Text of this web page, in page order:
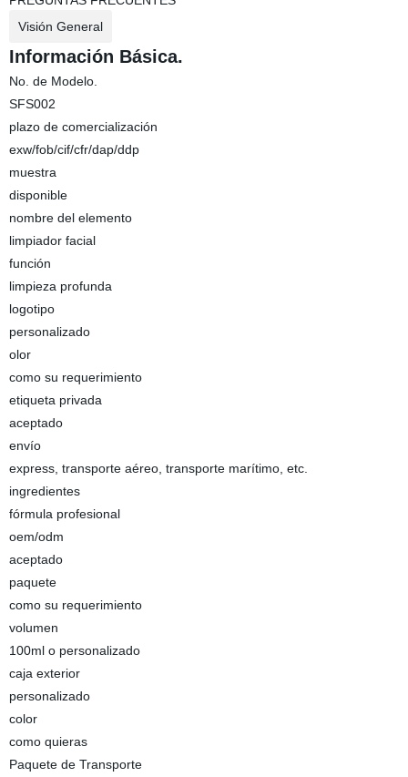
Visión General
Información Básica.
No. de Modelo.
SFS002
plazo de comercialización
exw/fob/cif/cfr/dap/ddp
muestra
disponible
nombre del elemento
limpiador facial
función
limpieza profunda
logotipo
personalizado
olor
como su requerimiento
etiqueta privada
aceptado
envío
express, transporte aéreo, transporte marítimo, etc.
ingredientes
fórmula profesional
oem/odm
aceptado
paquete
como su requerimiento
volumen
100ml o personalizado
caja exterior
personalizado
color
como quieras
Paquete de Transporte